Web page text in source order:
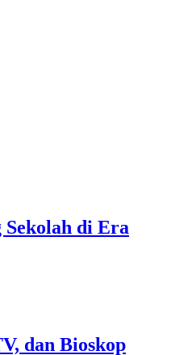
Sekolah di Era
dan Bioskop